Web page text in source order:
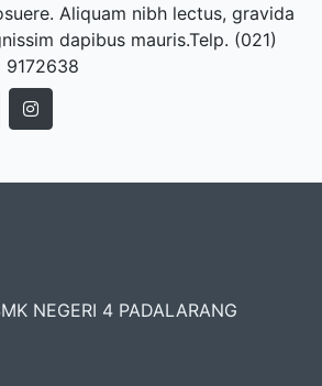
Aliquam nibh lectus, gravida
dapibus mauris.Telp. (021)
9172638
NEGERI 4 PADALARANG